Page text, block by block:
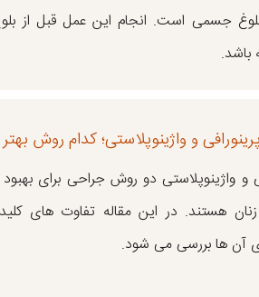
جسمی است. انجام این عمل قبل از
باشد.
و واژینوپلاستی؛ کدام روش
و واژینوپلاستی دو روش جراحی برای
زنان هستند. در این مقاله تفاوت های
آن ها بررسی می شود.